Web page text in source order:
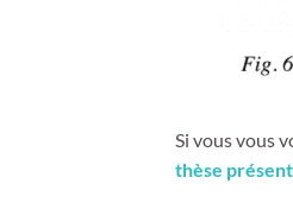
Si vous vous
thèse